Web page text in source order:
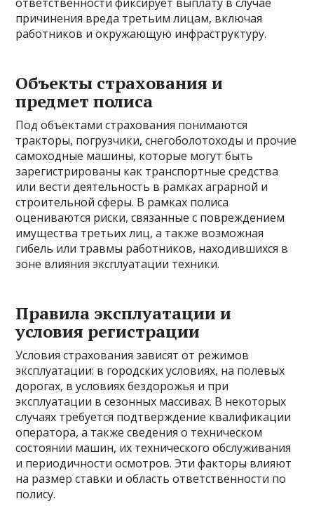
причинения вреда третьим лицам, включая
работников и окружающую инфраструктуру.
Объекты страхования и
предмет полиса
Под объектами страхования понимаются
тракторы, погрузчики, снегоболотоходы и прочие
самоходные машины, которые могут быть
зарегистрированы как транспортные средства
или вести деятельность в рамках аграрной и
строительной сферы. В рамках полиса
оцениваются риски, связанные с повреждением
имущества третьих лиц, а также возможная
гибель или травмы работников, находившихся в
зоне влияния эксплуатации техники.
Правила эксплуатации и
условия регистрации
Условия страхования зависят от режимов
эксплуатации: в городских условиях, на полевых
дорогах, в условиях бездорожья и при
эксплуатации в сезонных массивах. В некоторых
случаях требуется подтверждение квалификации
оператора, а также сведения о техническом
состоянии машин, их технического обслуживания
и периодичности осмотров. Эти факторы влияют
на размер ставки и область ответственности по
полису.